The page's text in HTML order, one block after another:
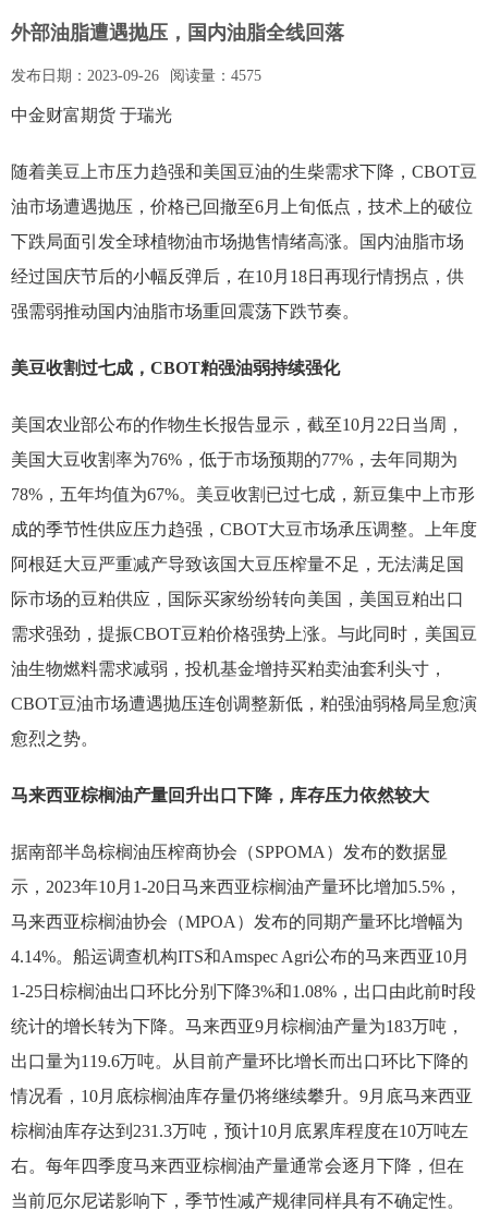
外部油脂遭遇抛压，国内油脂全线回落
发布日期： 2023-09-26 阅读量： 4575
中金财富期货 于瑞光
随着美豆上市压力趋强和美国豆油的生柴需求下降，CBOT豆
油市场遭遇抛压，价格已回撤至6月上旬低点，技术上的破位
下跌局面引发全球植物油市场抛售情绪高涨。国内油脂市场
经过国庆节后的小幅反弹后，在10月18日再现行情拐点，供
强需弱推动国内油脂市场重回震荡下跌节奏。
美豆收割过七成，CBOT粕强油弱持续强化
美国农业部公布的作物生长报告显示，截至10月22日当周，
美国大豆收割率为76%，低于市场预期的77%，去年同期为
78%，五年均值为67%。美豆收割已过七成，新豆集中上市形
成的季节性供应压力趋强，CBOT大豆市场承压调整。上年度
阿根廷大豆严重减产导致该国大豆压榨量不足，无法满足国
际市场的豆粕供应，国际买家纷纷转向美国，美国豆粕出口
需求强劲，提振CBOT豆粕价格强势上涨。与此同时，美国豆
油生物燃料需求减弱，投机基金增持买粕卖油套利头寸，
CBOT豆油市场遭遇抛压连创调整新低，粕强油弱格局呈愈演
愈烈之势。
马来西亚棕榈油产量回升出口下降，库存压力依然较大
据南部半岛棕榈油压榨商协会（SPPOMA）发布的数据显
示，2023年10月1-20日马来西亚棕榈油产量环比增加5.5%，
马来西亚棕榈油协会（MPOA）发布的同期产量环比增幅为
4.14%。船运调查机构ITS和Amspec Agri公布的马来西亚10月
1-25日棕榈油出口环比分别下降3%和1.08%，出口由此前时段
统计的增长转为下降。马来西亚9月棕榈油产量为183万吨，
出口量为119.6万吨。从目前产量环比增长而出口环比下降的
情况看，10月底棕榈油库存量仍将继续攀升。9月底马来西亚
棕榈油库存达到231.3万吨，预计10月底累库程度在10万吨左
右。每年四季度马来西亚棕榈油产量通常会逐月下降，但在
当前厄尔尼诺影响下，季节性减产规律同样具有不确定性。